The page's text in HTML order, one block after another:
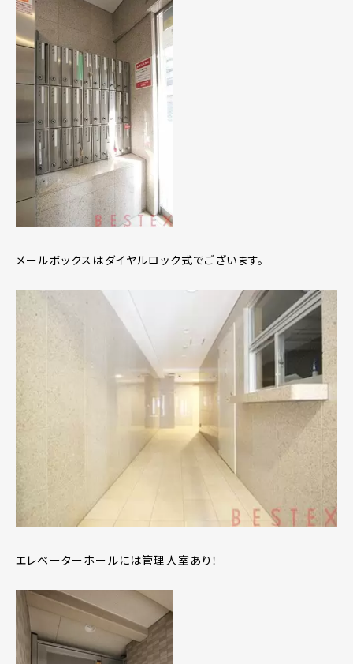
メールボックスはダイヤルロック式でございます。
エレベーターホールには管理人室あり！